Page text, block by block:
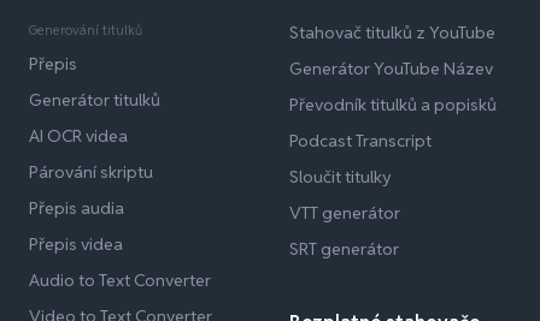
Generování titulků
Přepis
Generátor titulků
AI OCR videa
Párování skriptu
Přepis audia
Přepis videa
Audio to Text Converter
Video to Text Converter
Stahovač titulků z YouTube
Generátor YouTube Název
Převodník titulků a popisků
Podcast Transcript
Sloučit titulky
VTT generátor
SRT generátor